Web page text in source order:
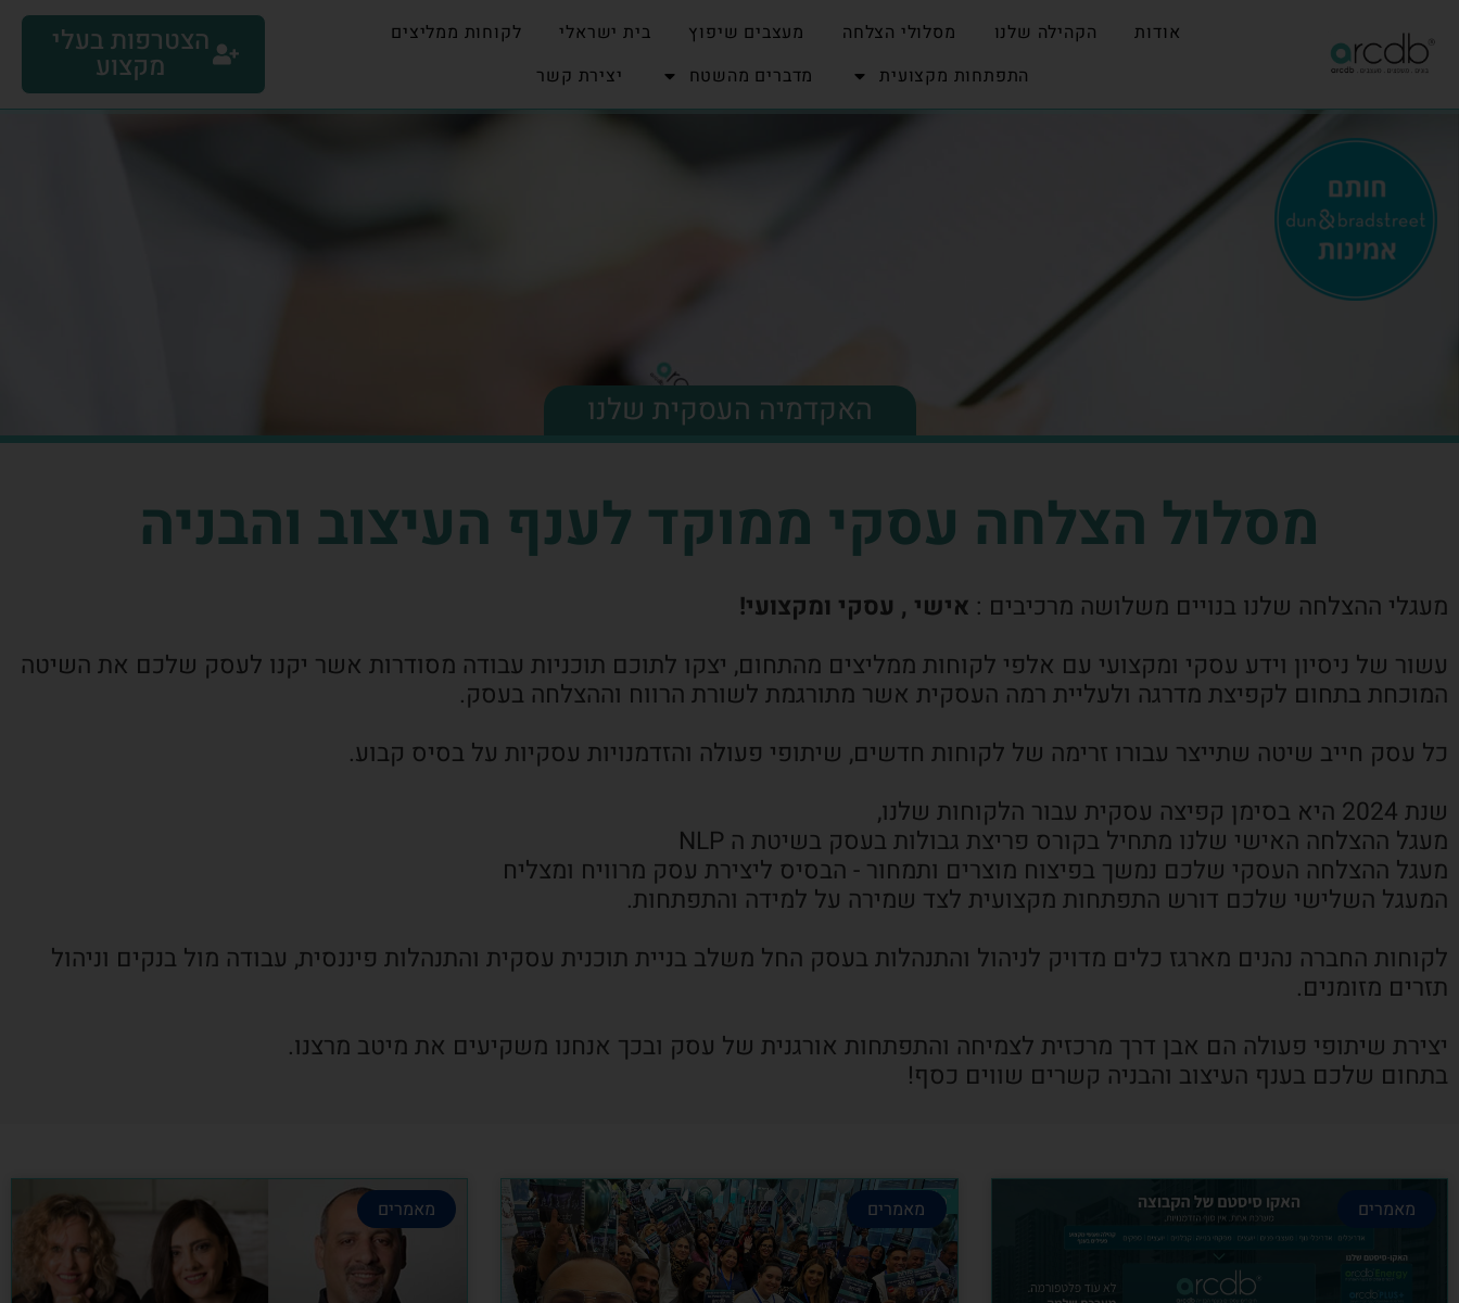
אודות הקהילה שלנו מסלולי הצלחה מעצבים שיפוץ בית ישראלי
לקוחות ממליצים
התפתחות מקצועית
מדברים מהשטח יצירת קשר
הצטרפות בעלי
מקצוע
האקדמיה העסקית שלנו
מסלול הצלחה עסקי ממוקד לענף העיצוב והבניה
מעגלי ההצלחה שלנו בנויים משלושה מרכיבים : אישי , עסקי ומקצועי!
עשור של ניסיון וידע עסקי ומקצועי עם אלפי לקוחות ממליצים מהתחום, יצקו לתוכם תוכניות עבודה מסודרות אשר יקנו לעסק שלכם את השיטה
המוכחת בתחום לקפיצת מדרגה ולעליית רמה העסקית אשר מתורגמת לשורת הרווח וההצלחה בעסק.
כל עסק חייב שיטה שתייצר עבורו זרימה של לקוחות חדשים, שיתופי פעולה והזדמנויות עסקיות על בסיס קבוע.
שנת 2024 היא בסימן קפיצה עסקית עבור הלקוחות שלנו,
מעגל ההצלחה האישי שלנו מתחיל בקורס פריצת גבולות בעסק בשיטת ה NLP
מעגל ההצלחה העסקי שלכם נמשך בפיצוח מוצרים ותמחור - הבסיס ליצירת עסק מרוויח ומצליח
המעגל השלישי שלכם דורש התפתחות מקצועית לצד שמירה על למידה והתפתחות.
לקוחות החברה נהנים מארגז כלים מדויק לניהול והתנהלות בעסק החל משלב בניית תוכנית עסקית והתנהלות פיננסית, עבודה מול בנקים וניהול
תזרים מזומנים.
יצירת שיתופי פעולה הם אבן דרך מרכזית לצמיחה והתפתחות אורגנית של עסק ובכך אנחנו משקיעים את מיטב מרצנו.
בתחום שלכם בענף העיצוב והבניה קשרים שווים כסף!
מאמרים מאמרים מאמרים